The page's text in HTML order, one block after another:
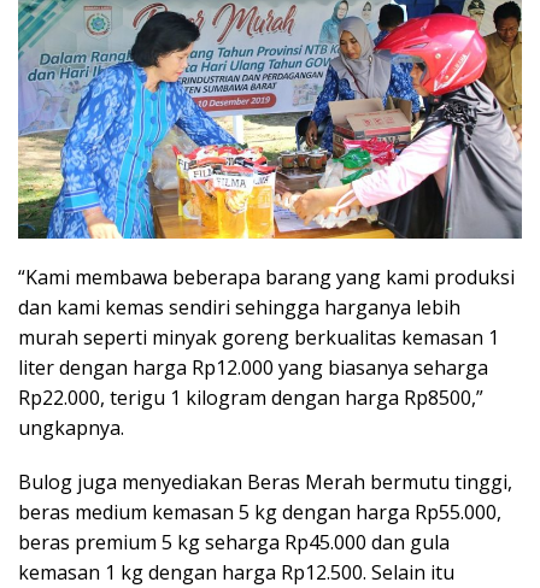
“Kami membawa beberapa barang yang kami produksi
dan kami kemas sendiri sehingga harganya lebih
murah seperti minyak goreng berkualitas kemasan 1
liter dengan harga Rp12.000 yang biasanya seharga
Rp22.000, terigu 1 kilogram dengan harga Rp8500,”
ungkapnya.
Bulog juga menyediakan Beras Merah bermutu tinggi,
beras medium kemasan 5 kg dengan harga Rp55.000,
beras premium 5 kg seharga Rp45.000 dan gula
kemasan 1 kg dengan harga Rp12.500. Selain itu